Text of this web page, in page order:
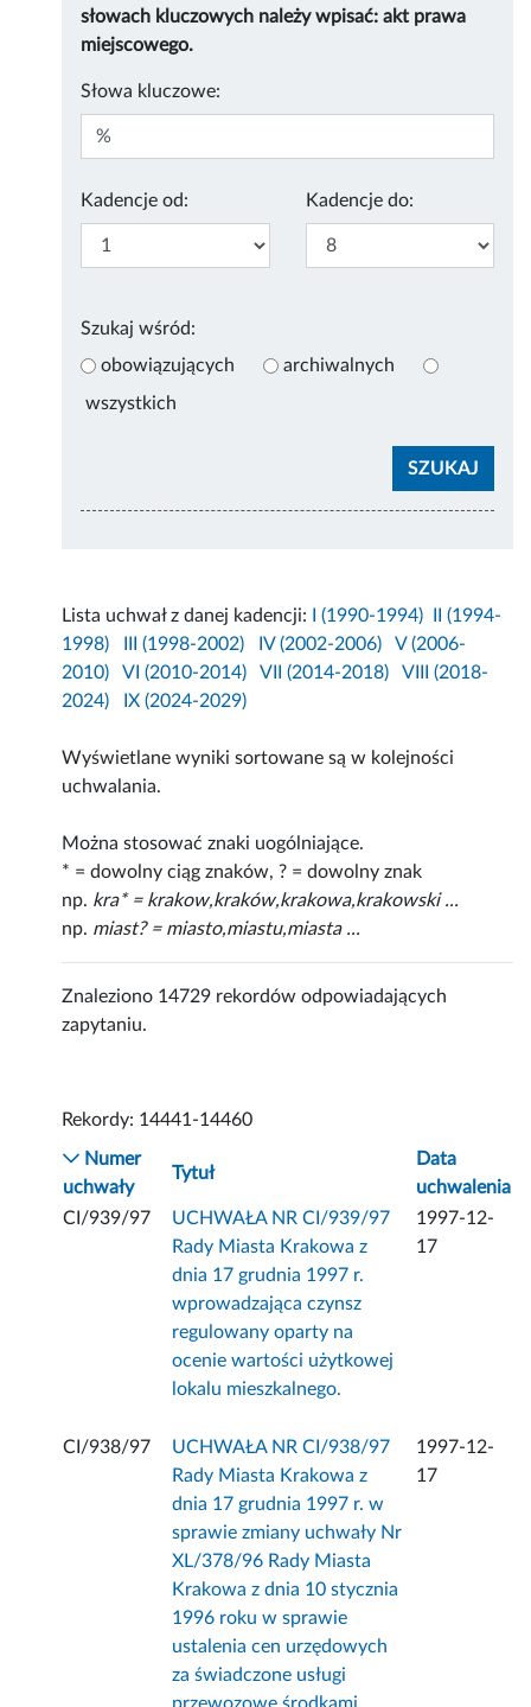
słowach kluczowych należy wpisać: akt prawa
miejscowego.
Słowa kluczowe:
Kadencje od: Kadencje do:
Szukaj wśród:
obowiązujących
archiwalnych
wszystkich
Lista uchwał z danej kadencji: I (1990-1994)
II (1994-
1998)
III (1998-2002) IV (2002-2006)
V (2006-
2010)
VI (2010-2014) VII (2014-2018)
VIII (2018-
2024)
IX (2024-2029)
Wyświetlane wyniki sortowane są w kolejności
uchwalania.
Można stosować znaki uogólniające.
* = dowolny ciąg znaków, ? = dowolny znak
np. kra* = krakow,kraków,krakowa,krakowski ...
np. miast? = miasto,miastu,miasta ...
Znaleziono 14729 rekordów odpowiadających
zapytaniu.
Rekordy: 14441-14460
Numer
uchwały
Tytuł
Data
uchwalenia
CI/939/97
UCHWAŁA NR CI/939/97
Rady Miasta Krakowa z
dnia 17 grudnia 1997 r.
wprowadzająca czynsz
regulowany oparty na
ocenie wartości użytkowej
lokalu mieszkalnego.
1997-12-
17
CI/938/97
UCHWAŁA NR CI/938/97
Rady Miasta Krakowa z
dnia 17 grudnia 1997 r. w
sprawie zmiany uchwały Nr
XL/378/96 Rady Miasta
Krakowa z dnia 10 stycznia
1996 roku w sprawie
ustalenia cen urzędowych
za świadczone usługi
1997-12-
17